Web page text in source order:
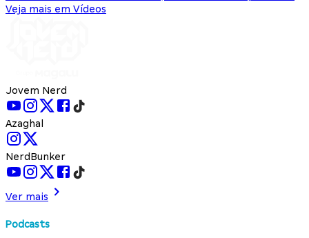
Veja mais em Vídeos
Jovem Nerd
Azaghal
NerdBunker
Ver mais
Podcasts